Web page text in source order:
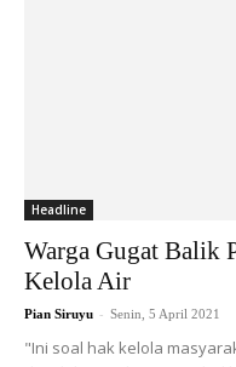
Headline
Warga Gugat Balik
Kelola Air
Pian Siruyu - Senin, 5 April 2021
"Ini soal hak kelola